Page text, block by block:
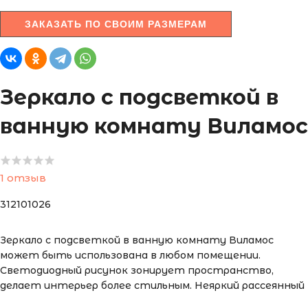
ЗАКАЗАТЬ ПО СВОИМ РАЗМЕРАМ
Зеркало с подсветкой в
ванную комнату Виламос
1 отзыв
312101026
Зеркало с подсветкой в ванную комнату Виламос
может быть использована в любом помещении.
Светодиодный рисунок зонирует пространство,
делает интерьер более стильным. Неяркий рассеянный